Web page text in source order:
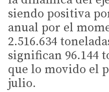
siendo positiva
anual por el
2.516.634
significan 96.144
que lo movido el
julio.